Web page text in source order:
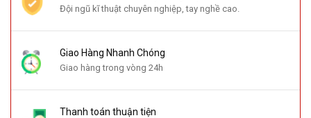
Đội ngũ kĩ thuật chuyên nghiệp, tay nghề cao.
Giao Hàng Nhanh Chóng
Giao hàng trong vòng 24h
Thanh toán thuận tiện